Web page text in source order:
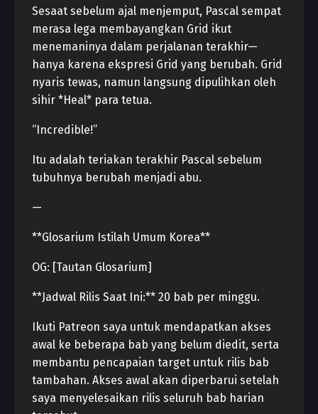
Sesaat sebelum ajal menjemput, Pascal sempat
merasa lega membayangkan Grid ikut
menemaninya dalam perjalanan terakhir—
hanya karena ekspresi Grid yang berubah. Grid
nyaris tewas, namun langsung dipulihkan oleh
sihir *Heal* para tetua.
“Incredible!”
Itu adalah teriakan terakhir Pascal sebelum
tubuhnya berubah menjadi abu.
—
**Glosarium Istilah Umum Korea**
OG: [Tautan Glosarium]
**Jadwal Rilis Saat Ini:** 20 bab per minggu.
Ikuti Patreon saya untuk mendapatkan akses
awal ke beberapa bab yang belum diedit, serta
membantu pencapaian target untuk rilis bab
tambahan. Akses awal akan diperbarui setelah
saya menyelesaikan rilis seluruh bab harian